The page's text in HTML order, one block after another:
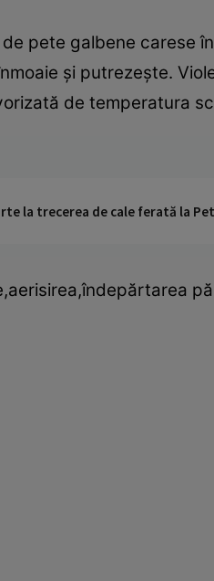
pete galbene carese
şi putrezeşte.
de temperatura
la trecerea de cale ferată la